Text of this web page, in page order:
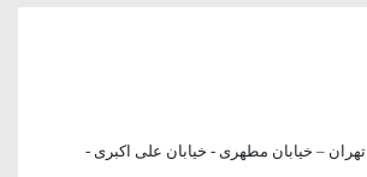
تهران – خیابان مطهری - خیابان علی اکبری -